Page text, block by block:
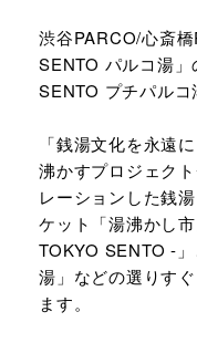
渋谷PARCO/心斎
SENTO パルコ湯
SENTO プチパルコ
「銭湯文化を永遠
沸かすプロジェク
レーションした銭
ケット「湯沸かし
TOKYO SENTO -
湯」などの選りす
ます。